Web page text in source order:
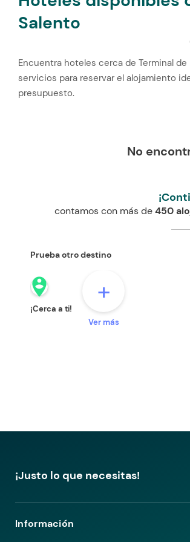
Salento
Encuentra hoteles cerca de Terminal
servicios para reservar el alojamiento
presupuesto.
No
contamos con más de450
Prueba otro destino
person_pin_circle
¡Cerca a ti!
+
Ver más
¡Justo lo que necesitas!
Información